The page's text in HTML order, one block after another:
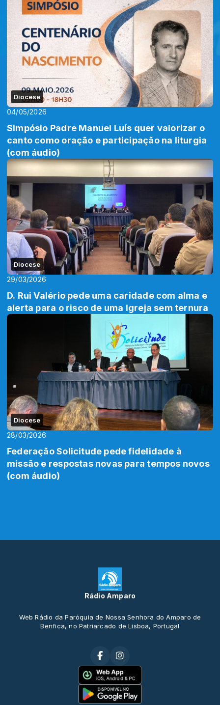
Diocese
04/05/2026
Simpósio Padre Manuel Luís quer valorizar o
canto como oração e participação na liturgia
(com áudio)
Diocese
29/03/2026
D. Rui Valério pede uma caridade com alma e
alerta para o risco de uma Igreja sem ternura
Diocese
28/03/2026
Federação Solicitude pede fidelidade à
missão e respostas novas para tempos novos
(com áudio)
Rádio Amparo
Web Rádio da Paróquia de Nossa Senhora do Amparo de
Benfica, no Patriarcado de Lisboa, Portugal